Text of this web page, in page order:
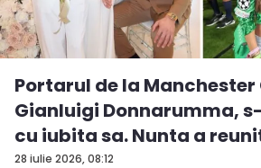
28 iulie 2026, 08:12
Portarul de la Manchester
Gianluigi Donnarumma,
cu iubita sa. Nunta a